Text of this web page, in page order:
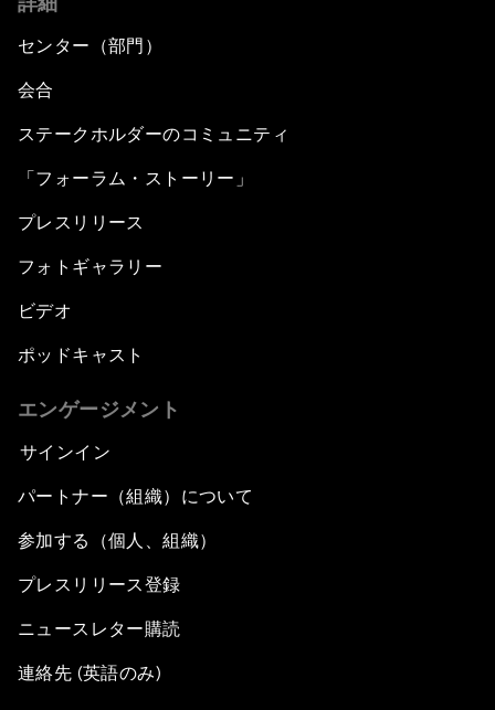
センター（部門）
会合
ステークホルダーのコミュニティ
「フォーラム・ストーリー」
プレスリリース
フォトギャラリー
ビデオ
ポッドキャスト
エンゲージメント
サインイン
パートナー（組織）について
参加する（個人、組織）
プレスリリース登録
ニュースレター購読
連絡先 (英語のみ)